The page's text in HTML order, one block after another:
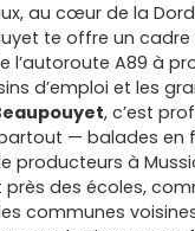
au cœur de la
te offre un cadre
A89 à
d’emploi et les
, c’est
— balades en
producteurs à
des écoles,
communes